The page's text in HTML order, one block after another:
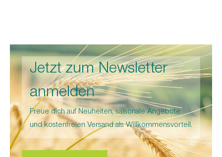
Jetzt zum Newsletter
anmelden
Freue dich auf Neuheiten, saisonale Angebote
und kostenfreien Versand als Willkommensvorteil.